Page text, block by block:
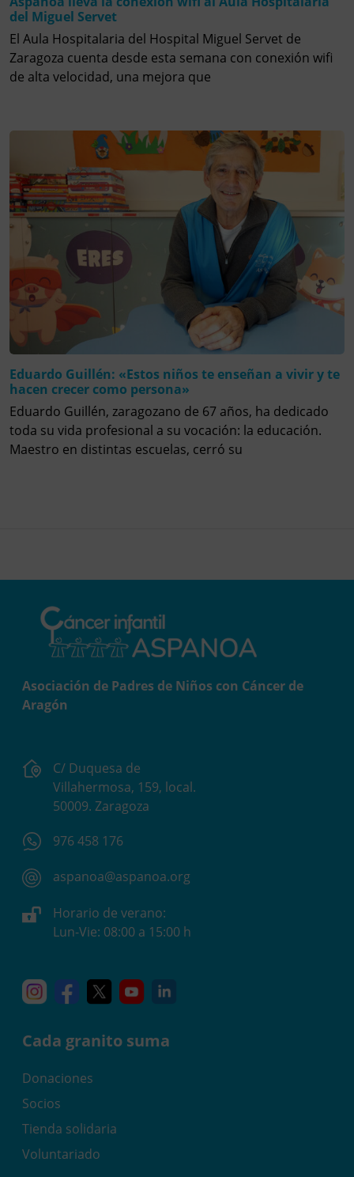
del Miguel Servet
El Aula Hospitalaria del Hospital Miguel Servet de
Zaragoza cuenta desde esta semana con conexión wifi
de alta velocidad, una mejora que
Eduardo Guillén: «Estos niños te enseñan a vivir y te
hacen crecer como persona»
Eduardo Guillén, zaragozano de 67 años, ha dedicado
toda su vida profesional a su vocación: la educación.
Maestro en distintas escuelas, cerró su
Asociación de Padres de Niños con Cáncer de
Aragón
C/ Duquesa de
Villahermosa, 159, local.
50009. Zaragoza
976 458 176
aspanoa@aspanoa.org
Horario de verano:
Lun-Vie: 08:00 a 15:00 h
InstagramFacebook
X YouTube
Cada granito suma
Donaciones
Socios
Tienda solidaria
Voluntariado